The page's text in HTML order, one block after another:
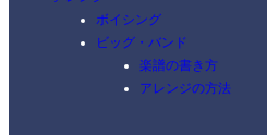
ボイシング
ビッグ・バンド
楽譜の書き方
アレンジの方法